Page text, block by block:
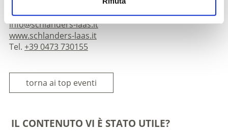
Silandro 39028
info@schlanders-laas.it
www.schlanders-laas.it
Tel. +39 0473 730155
torna ai top eventi
IL CONTENUTO VI È STATO UTILE?